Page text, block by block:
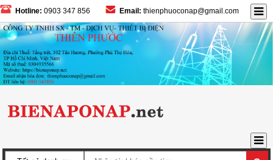
Hotline: 0903 347 856 Email: thienphuoconap@gmail.com